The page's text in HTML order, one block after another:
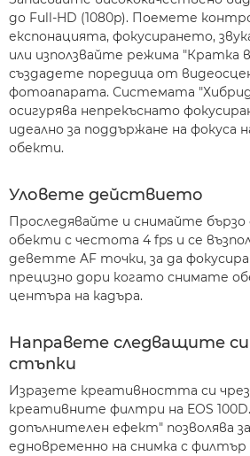
до Full-HD (1080p). Поемете
експонацията, фокусирането,
или използвайте режима "Кратка
създадете поредица от
фотоапарата. Системата
осигурява непрекъснато
идеално за поддържане на
обекти.
Уловете действието
Проследявайте и снимайте
обекти с честота 4 fps и се
деветте AF точки, за да
прецизно дори когато снимате
центъра на кадъра.
Направете следващите
стъпки
Изразете креативността си
креативните филтри на EOS
допълнителен ефект" позволява
едновременно на снимка с